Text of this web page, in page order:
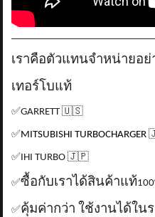
เราคือตัวแทนจำหน่ายอย่
เทอร์โบแท้
✅GARRETT🇺🇸
✅ MITSUBISHI TURBOCHARGER
✅ IHI TURBO🇯🇵
✅ซื้อกับเราได้สินค้าแท้
✅คุ้มค่ากว่า ใช้งานได้ใน